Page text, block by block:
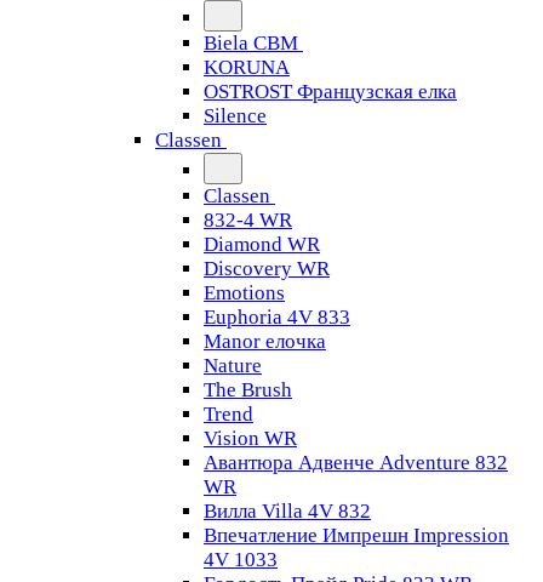
Biela CBM
KORUNA
OSTROST Французская елка
Silence
Classen
Classen
832-4 WR
Diamond WR
Discovery WR
Emotions
Euphoria 4V 833
Manor елочка
Nature
The Brush
Trend
Vision WR
Авантюра Адвенче Adventure 832
WR
Вилла Villa 4V 832
Впечатление Импрешн Impression
4V 1033